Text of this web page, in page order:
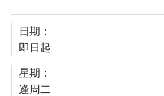
即日起
逢周二